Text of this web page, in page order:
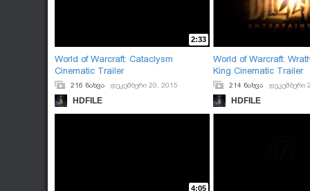
2:33
World of Warcraft: Cataclysm
Cinematic Trailer
216 ნახვა დეკემბერი 20, 2015
HDFILE
World of Warcraft:
King Cinematic Trailer
214 ნახვა დეკემბერი
HDFILE
4:05